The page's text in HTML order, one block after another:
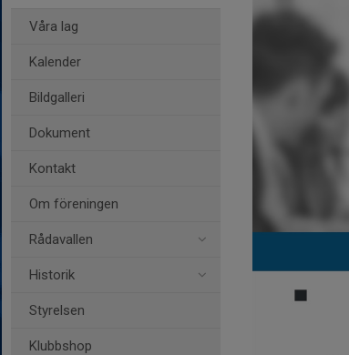
Våra lag
Kalender
Bildgalleri
Dokument
Kontakt
Om föreningen
Rådavallen
Historik
Styrelsen
Klubbshop